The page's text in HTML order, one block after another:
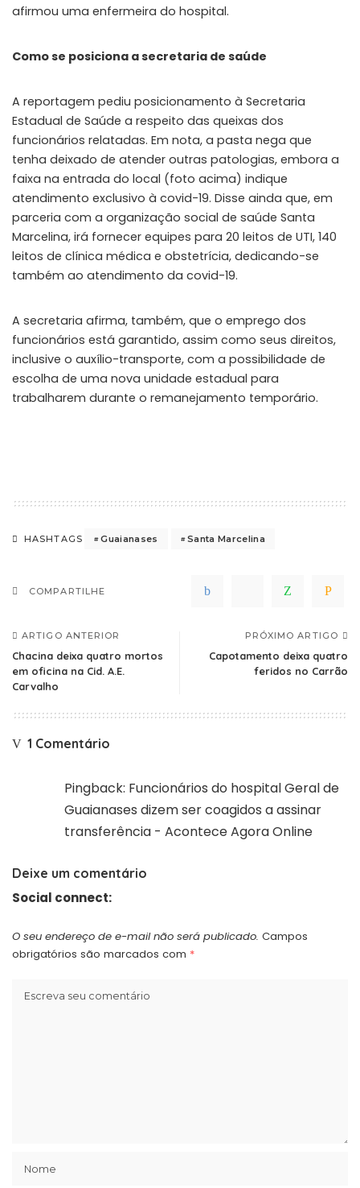
afirmou uma enfermeira do hospital.
Como se posiciona a secretaria de saúde
A reportagem pediu posicionamento à Secretaria
Estadual de Saúde a respeito das queixas dos
funcionários relatadas. Em nota, a pasta nega que
tenha deixado de atender outras patologias, embora a
faixa na entrada do local (foto acima) indique
atendimento exclusivo à covid-19. Disse ainda que, em
parceria com a organização social de saúde Santa
Marcelina, irá fornecer equipes para 20 leitos de UTI, 140
leitos de clínica médica e obstetrícia, dedicando-se
também ao atendimento da covid-19.
A secretaria afirma, também, que o emprego dos
funcionários está garantido, assim como seus direitos,
inclusive o auxílio-transporte, com a possibilidade de
escolha de uma nova unidade estadual para
trabalharem durante o remanejamento temporário.
HASHTAGS Guaianases Santa Marcelina
COMPARTILHE
ARTIGO ANTERIOR
Chacina deixa quatro mortos
em oficina na Cid. A.E.
Carvalho
PRÓXIMO ARTIGO
Capotamento deixa quatro
feridos no Carrão
1 Comentário
Pingback: Funcionários do hospital Geral de
Guaianases dizem ser coagidos a assinar
transferência - Acontece Agora Online
Deixe um comentário
Social connect:
O seu endereço de e-mail não será publicado. Campos
obrigatórios são marcados com *